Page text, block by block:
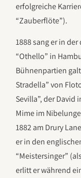
erfolgreiche
“Zauberflöte”).
1888 sang er in
“Othello” in
Bühnenpartien
Stradella” von
Sevilla”, der David
Mime im
1882 am Drury
er in den
“Meistersinger”
erlitt er während